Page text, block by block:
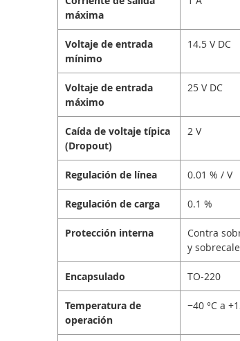
máxima
Voltaje de entrada
mínimo
14.5 V DC
Voltaje de entrada
máximo
25 V DC
Caída de voltaje típica
(Dropout)
2 V
Regulación de línea 0.01 % / V
Regulación de carga 0.1 %
Protección interna
Contra
y
Encapsulado TO-220
Temperatura de
operación
−40 °C a